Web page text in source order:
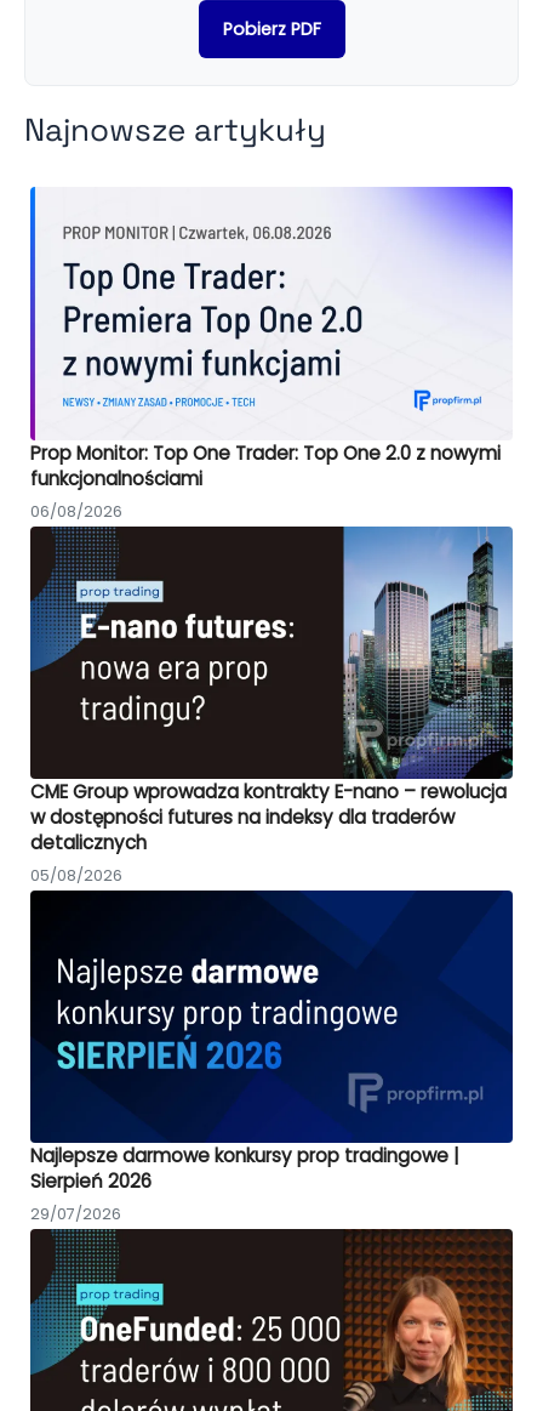
Pobierz PDF
Najnowsze artykuły
Prop Monitor: Top One Trader: Top One 2.0 z nowymi
funkcjonalnościami
06/08/2026
CME Group wprowadza kontrakty E-nano – rewolucja
w dostępności futures na indeksy dla traderów
detalicznych
05/08/2026
Najlepsze darmowe konkursy prop tradingowe |
Sierpień 2026
29/07/2026